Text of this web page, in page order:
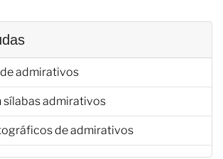
admirativos
sílabas admirativos
de admirativos